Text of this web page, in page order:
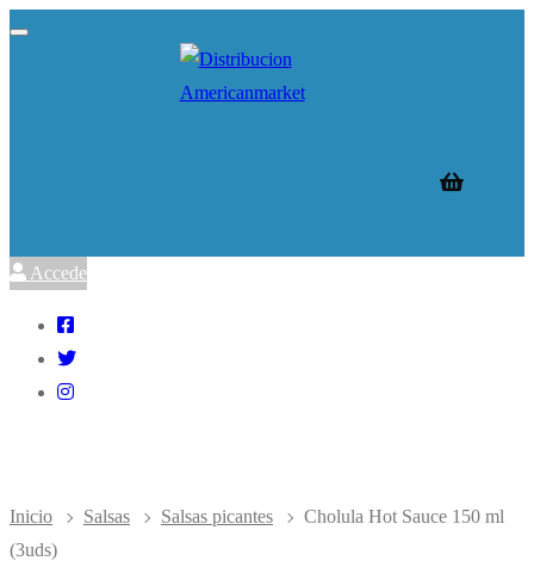
Ir
Menú
Cerrar
Accede
Inicio Salsas Salsas picantes
Cholula Hot Sauce 150 ml
(3uds)